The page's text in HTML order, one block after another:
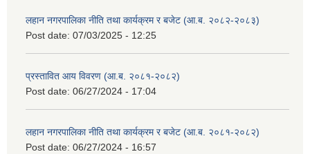
लहान नगरपालिका नीति तथा कार्यक्रम र बजेट (आ.ब. २०८२-२०८३)
Post date: 07/03/2025 - 12:25
प्रस्तावित आय विवरण (आ.ब. २०८१-२०८२)
Post date: 06/27/2024 - 17:04
लहान नगरपालिका नीति तथा कार्यक्रम र बजेट (आ.ब. २०८१-२०८२)
Post date: 06/27/2024 - 16:57